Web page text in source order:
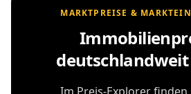
MARKTPREISE &
Im Preis-Explorer finden